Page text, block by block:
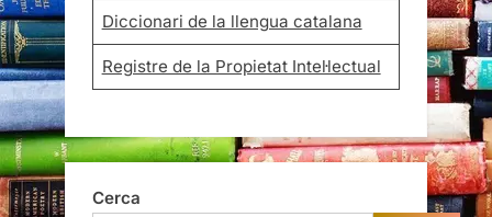
Diccionari de la llengua catalana
Registre de la Propietat Intel·lectual
Cerca